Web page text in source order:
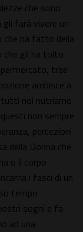
che sono
farà vivere un
che ha fatto della
che gli ha tolto
trae
ambisce a
tutti noi nutriamo
non sempre
percezioni
della Donna che
o il corpo
i fasci di un
tempo
sogni e fa
ad una